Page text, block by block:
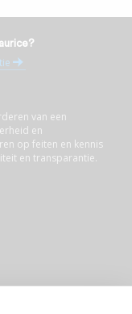
van een
en
op feiten en kennis
en transparantie.